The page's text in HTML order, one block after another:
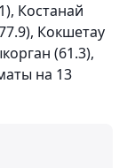
Костанай
Кокшетау
(61.3),
на 13